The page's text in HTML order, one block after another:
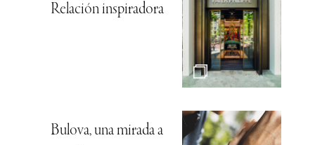
Relación inspiradora
Bulova, una mirada a